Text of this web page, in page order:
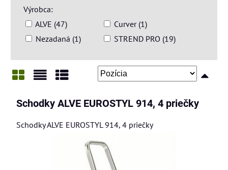
Výrobca:
ALVE (47)
Curver (1)
Nezadaná (1)
STREND PRO (19)
Schodky ALVE EUROSTYL 914, 4 priečky
Schodky ALVE EUROSTYL 914, 4 priečky